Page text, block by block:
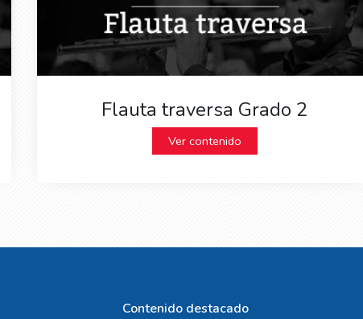
Flauta traversa Grado 2
Ver contenido
Contenido destacado